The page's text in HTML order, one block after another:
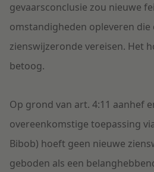
gevaarsconclusie zou nieuwe
omstandigheden opleveren die
zienswijzeronde vereisen. Het
betoog.
Op grond van art. 4:11 aanhef
overeenkomstige toepassing
Bibob) hoeft geen nieuwe
geboden als een